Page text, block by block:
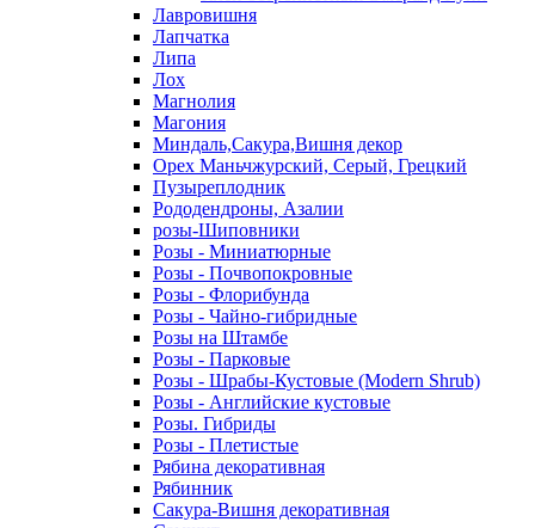
Лавровишня
Лапчатка
Липа
Лох
Магнолия
Магония
Миндаль,Сакура,Вишня декор
Орех Маньчжурский, Серый, Грецкий
Пузыреплодник
Рододендроны, Азалии
розы-Шиповники
Розы - Миниатюрные
Розы - Почвопокровные
Розы - Флорибунда
Розы - Чайно-гибридные
Розы на Штамбе
Розы - Парковые
Розы - Шрабы-Кустовые (Modern Shrub)
Розы - Английские кустовые
Розы. Гибриды
Розы - Плетистые
Рябина декоративная
Рябинник
Сакура-Вишня декоративная